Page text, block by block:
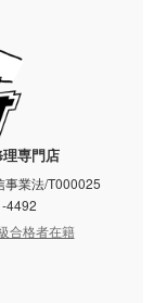
専門店
事業法/T000025
4492
合格者在籍